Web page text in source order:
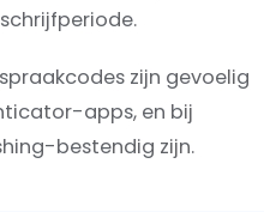
zijn gevoelig
apps, en bij
bestendig zijn.